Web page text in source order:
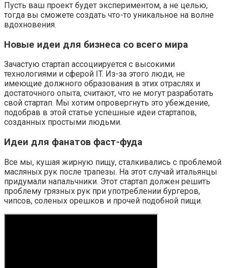
Пусть ваш проект будет экспериментом, а не целью,
тогда вы сможете создать что-то уникальное на волне
вдохновения.
Новые идеи для бизнеса со всего мира
Зачастую стартап ассоциируется с высокими
технологиями и сферой IT. Из-за этого люди, не
имеющие должного образования в этих отраслях и
достаточного опыта, считают, что не могут разработать
свой стартап. Мы хотим опровергнуть это убеждение,
подобрав в этой статье успешные идеи стартапов,
созданных простыми людьми.
Идеи для фанатов фаст-фуда
Все мы, кушая жирную пищу, сталкивались с проблемой
масляных рук после трапезы. На этот случай итальянцы
придумали напальчники. Этот стартап должен решить
проблему грязных рук при употреблении бургеров,
чипсов, соленых орешков и прочей подобной пищи.